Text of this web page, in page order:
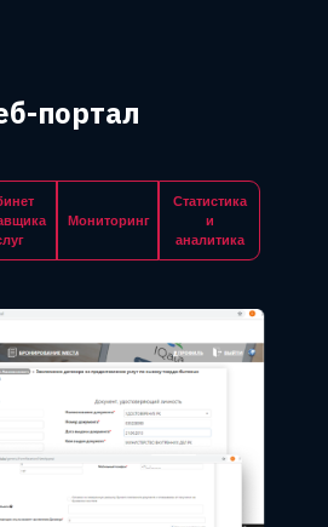
портал
Мониторинг
Статистика
и
аналитика